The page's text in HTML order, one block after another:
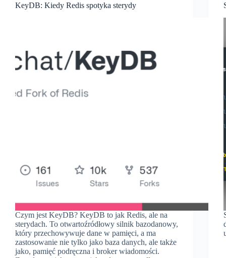
KeyDB: Kiedy Redis spotyka sterydy
Czym jest KeyDB? KeyDB to jak Redis, ale na
sterydach. To otwartoźródłowy silnik bazodanowy,
który przechowywuje dane w pamięci, a ma
zastosowanie nie tylko jako baza danych, ale także
jako, pamięć podręczna i broker wiadomości.